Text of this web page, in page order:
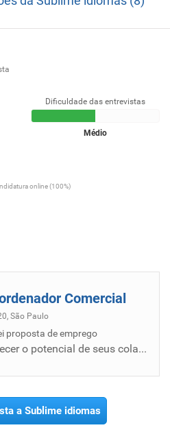
Dificuldade das entrevistas
Médio
online (100%)
Comercial
São Paulo
proposta de emprego
A empresa sabe reconhecer o potencial de seus colaboradores, dando oportunidade de crescimento . Ótima remuneração, acima do que já vi em o...
a Sublime idiomas